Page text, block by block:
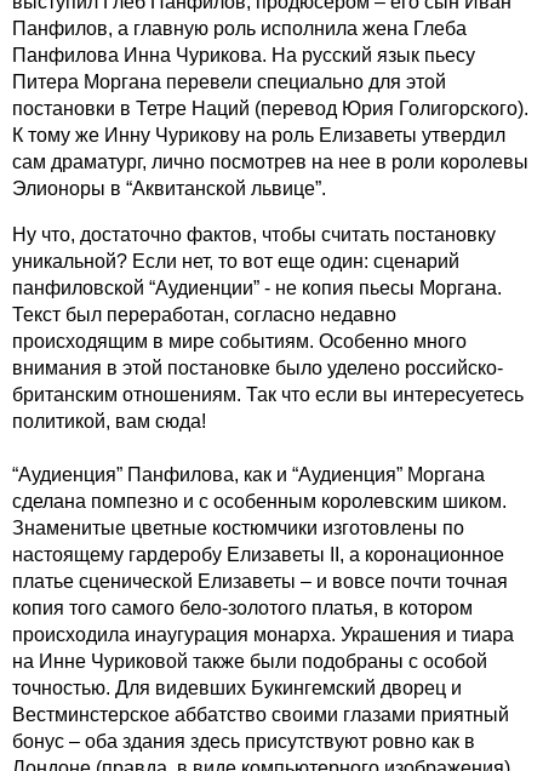
Панфилов, а главную роль исполнила жена Глеба
Панфилова Инна Чурикова. На русский язык пьесу
Питера Моргана перевели специально для этой
постановки в Тетре Наций (перевод Юрия Голигорского).
К тому же Инну Чурикову на роль Елизаветы утвердил
сам драматург, лично посмотрев на нее в роли королевы
Элионоры в “Аквитанской львице”.
Ну что, достаточно фактов, чтобы считать постановку
уникальной? Если нет, то вот еще один: сценарий
панфиловской “Аудиенции” - не копия пьесы Моргана.
Текст был переработан, согласно недавно
происходящим в мире событиям. Особенно много
внимания в этой постановке было уделено российско-
британским отношениям. Так что если вы интересуетесь
политикой, вам сюда!
“Аудиенция” Панфилова, как и “Аудиенция” Моргана
сделана помпезно и с особенным королевским шиком.
Знаменитые цветные костюмчики изготовлены по
настоящему гардеробу Елизаветы II, а коронационное
платье сценической Елизаветы – и вовсе почти точная
копия того самого бело-золотого платья, в котором
происходила инаугурация монарха. Украшения и тиара
на Инне Чуриковой также были подобраны с особой
точностью. Для видевших Букингемский дворец и
Вестминстерское аббатство своими глазами приятный
бонус – оба здания здесь присутствуют ровно как в